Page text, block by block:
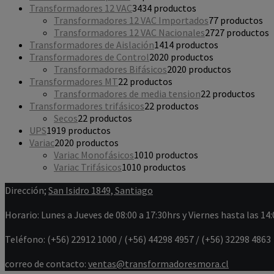
Transformadores 12 VAC3434 productos
Transformadores 12 VAC Importados77 productos
Transformadores 12 VAC Nacionales2727 productos
Transformadores de Aislación1414 productos
Transformadores de Control2020 productos
Transformadores Bifásicos2020 productos
Transformadores MT22 productos
Transformadores de media tension22 productos
Transformadores trifásicos22 productos
Secos22 productos
UPS1919 productos
Variac2020 productos
Variac Monofásicos1010 productos
Variac Trifásicos1010 productos
Dirección; San Isidro 1849, Santiago
Horario: Lunes a Jueves de 08:00 a 17:30hrs y Viernes hasta las
Teléfono: (+56) 22912 1000 / (+56) 44298 4957 / (+56) 32298 4863
correo de contacto: ventas@transformadoresmora.cl